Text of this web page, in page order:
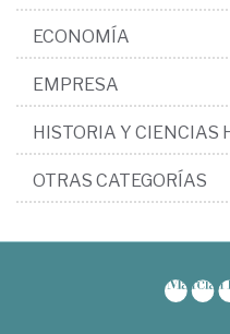
ECONOMÍA
EMPRESA
HISTORIA Y CIENCIAS
OTRAS CATEGORÍAS